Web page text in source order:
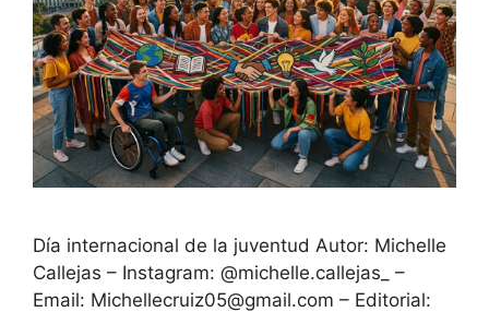
Día internacional de la juventud Autor: Michelle
Callejas – Instagram: @michelle.callejas_ –
Email: Michellecruiz05@gmail.com – Editorial: